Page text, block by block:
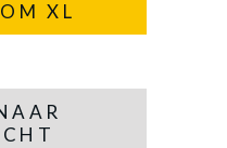
XL